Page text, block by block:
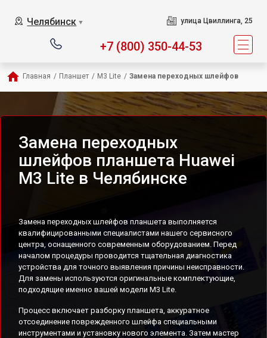
Челябинск ▼ улица Цвиллинга, 25
+7 (800) 350-44-53
Главная / Планшет / M3 Lite / Замена переходных шлейфов
Замена переходных
шлейфов планшета Huawei
M3 Lite в Челябинске
Замена переходных шлейфов планшета выполняется
квалифицированными специалистами нашего сервисного
центра, оснащенного современным оборудованием. Перед
началом процедуры проводится тщательная диагностика
устройства для точного выявления причины неисправности.
Для замены используются оригинальные комплектующие,
подходящие именно вашей модели M3 Lite.
Процесс включает разборку планшета, аккуратное
отсоединение поврежденного шлейфа специальными
инструментами и установку нового элемента. Затем мастер